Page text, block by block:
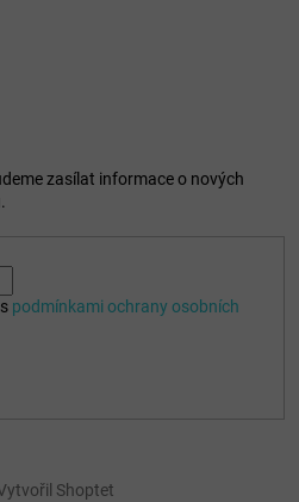
zasílat informace o nových
podmínkami ochrany osobních
Shoptet